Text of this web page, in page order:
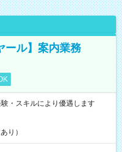
ール】案内業務
・スキルにより優遇します
り）